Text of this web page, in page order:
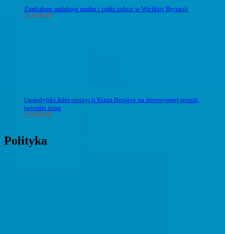
Zimbabwe opłakuje matkę i córki zabite w Wielkiej Brytanii
2026-08-05
Ugandyjski lider opozycji Kizza Besigye na intensywnej terapii,
twierdzi żona
2026-08-05
Polityka